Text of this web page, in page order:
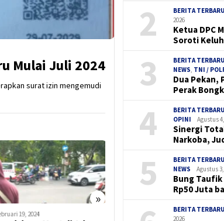
Mulai Juli 2024
surat izin mengemudi
»
19, 2024 November 23, 2023
2 BERITA TERBARU
2026
Ketua DPC
Soroti
3 BERITA TERBARU
NEWS TNI /
Dua Pekan,
Perak
4 BERITA TERBARU
OPINI
Agustus
Sinergi
Narkoba,
5 BERITA TERBARU
NEWS
Agustus
Bung Taufik
Rp50 Juta
BERITA TERBARU
2026